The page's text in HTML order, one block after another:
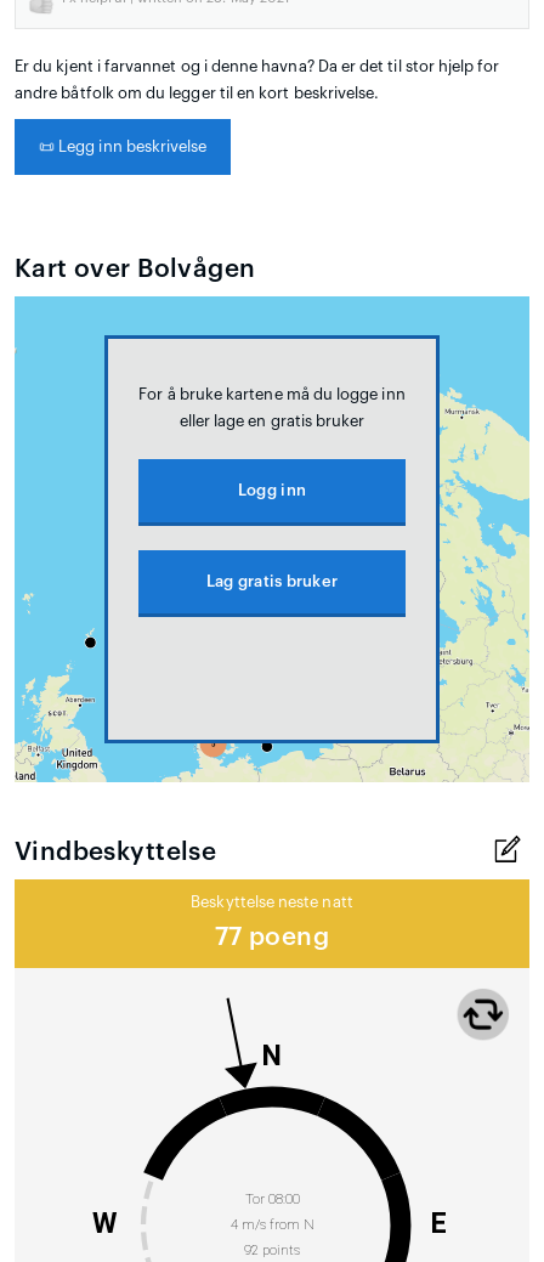
Er du kjent i farvannet og i denne havna? Da er det til stor hjelp for
andre båtfolk om du legger til en kort beskrivelse.
📜 Legg inn beskrivelse
Kart over Bolvågen
For å bruke kartene må du logge inn
eller lage en gratis bruker
Logg inn
Lag gratis bruker
Vindbeskyttelse
Beskyttelse neste natt
77 poeng
Tor 08:00
4 m/s from N
92 points
N
E
W